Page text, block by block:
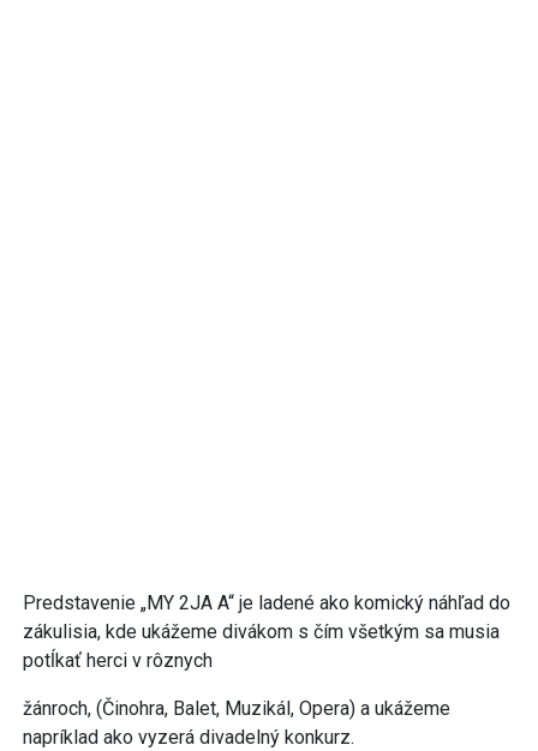
Predstavenie „MY 2JA A“ je ladené ako komický náhľad do
zákulisia, kde ukážeme divákom s čím všetkým sa musia
potĺkať herci v rôznych
žánroch, (Činohra, Balet, Muzikál, Opera) a ukážeme
napríklad ako vyzerá divadelný konkurz.